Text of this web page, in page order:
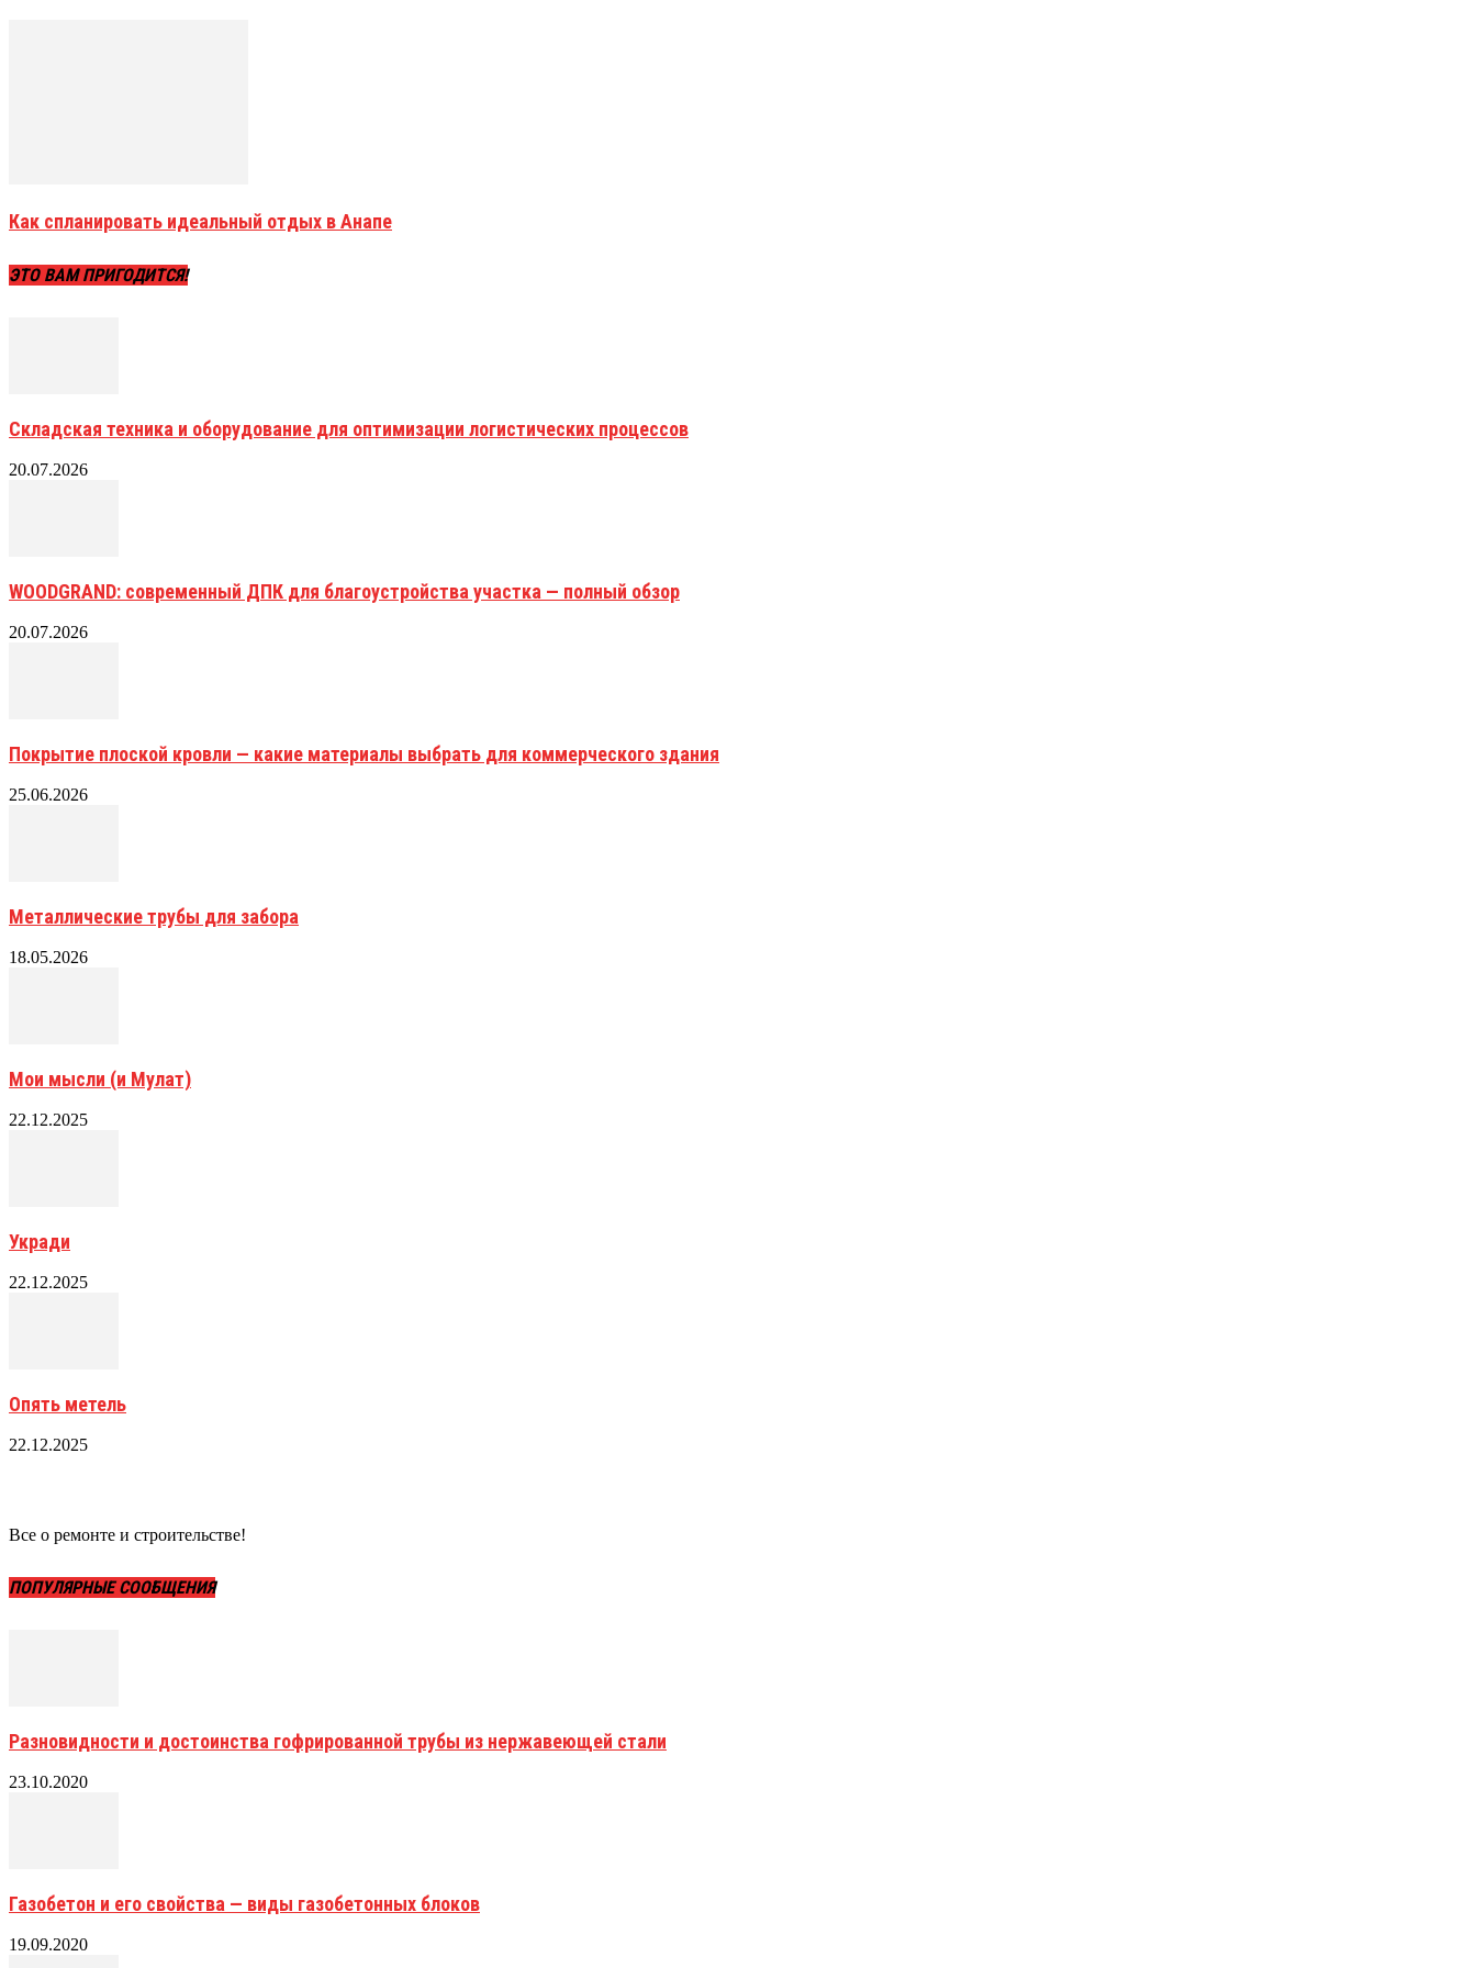
Как спланировать идеальный отдых в Анапе
ЭТО ВАМ ПРИГОДИТСЯ!
Складская техника и оборудование для оптимизации логистических процессов
20.07.2026
WOODGRAND: современный ДПК для благоустройства участка — полный обзор
20.07.2026
Покрытие плоской кровли — какие материалы выбрать для коммерческого здания
25.06.2026
Металлические трубы для забора
18.05.2026
Мои мысли (и Мулат)
22.12.2025
Укради
22.12.2025
Опять метель
22.12.2025
Все о ремонте и строительстве!
ПОПУЛЯРНЫЕ СООБЩЕНИЯ
Разновидности и достоинства гофрированной трубы из нержавеющей стали
23.10.2020
Газобетон и его свойства — виды газобетонных блоков
19.09.2020